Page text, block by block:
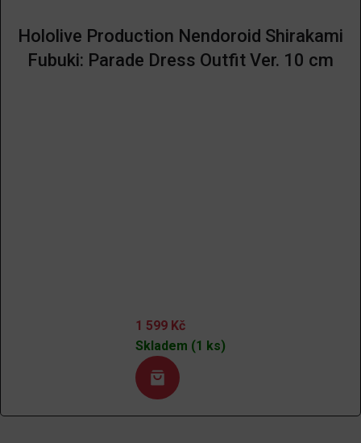
Hololive Production Nendoroid Shirakami
Fubuki: Parade Dress Outfit Ver. 10 cm
1 599 Kč
Skladem (1 ks)